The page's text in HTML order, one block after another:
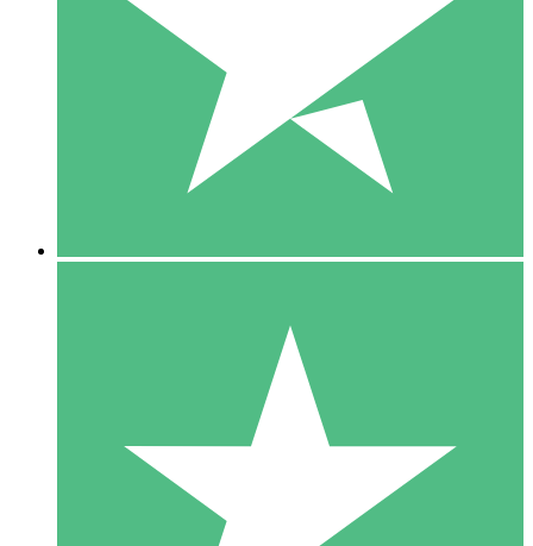
monatliche Verpflichtung erforderlich.
10 00
10 Downloads
20 00